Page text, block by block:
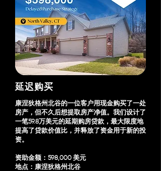
延迟购买
康涅狄格州北谷的一位客户用现金购买了一处
房产，但不久后想提取房产净值。我们设计了
一笔59.8万美元的延期购房贷款，最大限度地
提高了贷款价值比，并释放了资金用于新的投
资。
资助金额：598,000 美元
地点：康涅狄格州北谷